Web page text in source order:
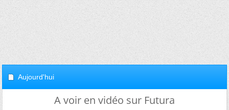
Aujourd'hui
A voir en vidéo sur Futura